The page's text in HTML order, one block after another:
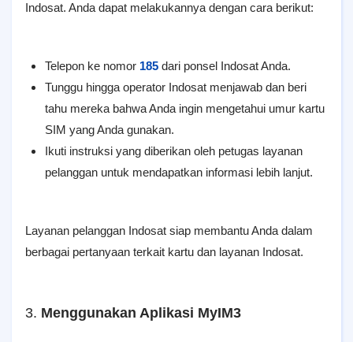
Indosat. Anda dapat melakukannya dengan cara berikut:
Telepon ke nomor 185 dari ponsel Indosat Anda.
Tunggu hingga operator Indosat menjawab dan beri
tahu mereka bahwa Anda ingin mengetahui umur kartu
SIM yang Anda gunakan.
Ikuti instruksi yang diberikan oleh petugas layanan
pelanggan untuk mendapatkan informasi lebih lanjut.
Layanan pelanggan Indosat siap membantu Anda dalam
berbagai pertanyaan terkait kartu dan layanan Indosat.
3. Menggunakan Aplikasi MyIM3